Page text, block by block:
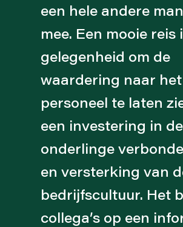
een hele andere
mee. Een mooie reis
gelegenheid om de
waardering naar het
personeel te laten
een investering in de
onderlinge
en versterking van
bedrijfscultuur. Het
collega’s op een